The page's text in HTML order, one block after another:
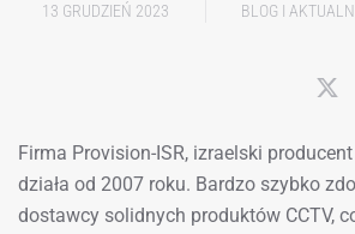
13 GRUDZIEŃ 2023 BLOG I
Firma Provision-ISR, izraelski
działa od 2007 roku. Bardzo szybko
dostawcy solidnych produktów CCTV,